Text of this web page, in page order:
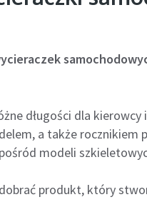
długości dla kierowcy
a także rocznikiem
modeli
produkt, który